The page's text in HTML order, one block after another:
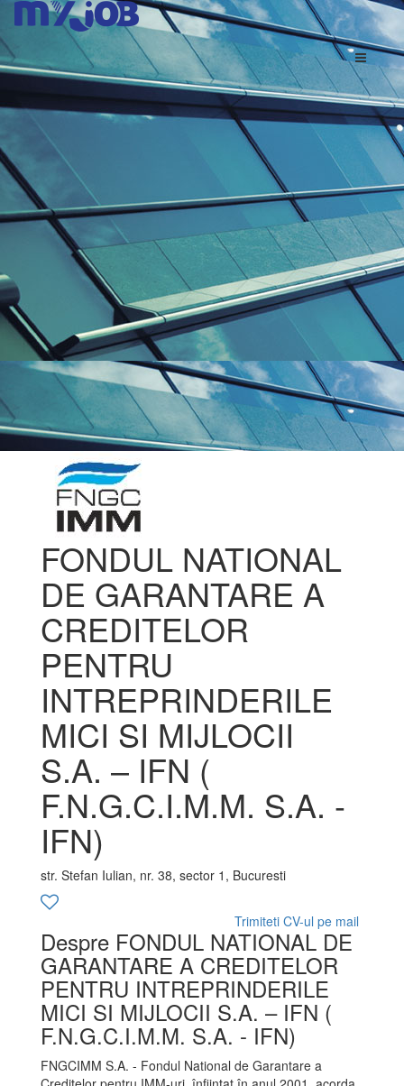
FONDUL NATIONAL
DE GARANTARE A
CREDITELOR
PENTRU
INTREPRINDERILE
MICI SI MIJLOCII
S.A. – IFN (
F.N.G.C.I.M.M. S.A. -
IFN)
str. Stefan Iulian, nr. 38, sector 1, Bucuresti
Trimiteti CV-ul pe mail
Despre FONDUL NATIONAL DE
GARANTARE A CREDITELOR
PENTRU INTREPRINDERILE
MICI SI MIJLOCII S.A. – IFN (
F.N.G.C.I.M.M. S.A. - IFN)
FNGCIMM S.A. - Fondul National de Garantare a